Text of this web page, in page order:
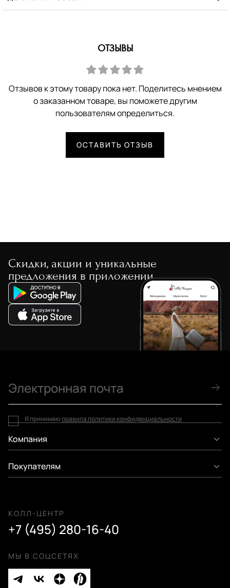
ОТЗЫВЫ
Отзывов к этому товару пока нет. Поделитесь мнением
о заказанном товаре, вы поможете другим
пользователям определиться.
ОСТАВИТЬ ОТЗЫВ
Скидки, акции и уникальные
предложения в приложении
Компания
Покупателям
КОЛЛ-ЦЕНТР
+7 (495) 280-16-40
МЫ В СОЦСЕТЯХ
Я принимаю правила политики конфиденциальности